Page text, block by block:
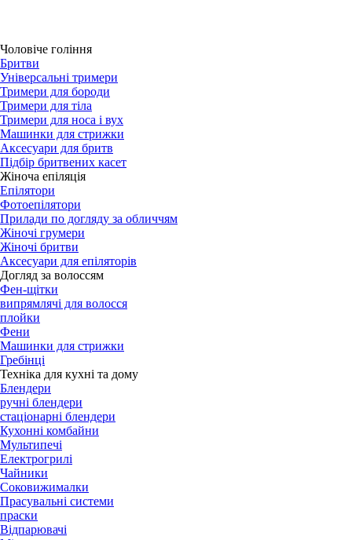
Чоловіче гоління
Бритви
Універсальні тримери
Тримери для бороди
Тримери для тіла
Тримери для носа і вух
Машинки для стрижки
Аксесуари для бритв
Підбір бритвених касет
Жіноча епіляція
Епілятори
Фотоепілятори
Прилади по догляду за обличчям
Жіночі грумери
Жіночі бритви
Аксесуари для епіляторів
Догляд за волоссям
Фен-щітки
випрямлячі для волосся
плойки
Фени
Машинки для стрижки
Гребінці
Техніка для кухні та дому
Блендери
ручні блендери
стаціонарні блендери
Кухонні комбайни
Мультипечі
Електрогрилі
Чайники
Соковижималки
Прасувальні системи
праски
Відпарювачі